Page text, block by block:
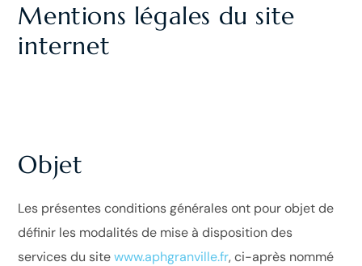
Mentions légales du site
internet
Objet
Les présentes conditions générales ont pour objet de
définir les modalités de mise à disposition des
services du sitewww.aphgranville.fr, ci-après nommé